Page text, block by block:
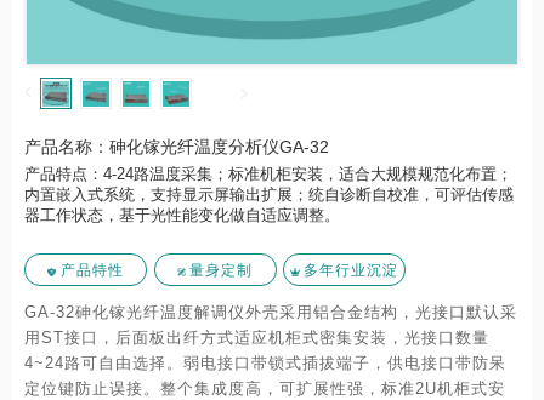
产品名称：砷化镓光纤温度分析仪GA-32
产品特点：4-24路温度采集；标准机柜安装，适合大规模规范化布置；
内置嵌入式系统，支持显示屏输出扩展；统自诊断自校准，可评估传感
器工作状态，基于光性能变化做自适应调整。
产品特性 量身定制 多年行业沉淀
GA-32砷化镓光纤温度解调仪外壳采用铝合金结构，光接口默认采
用ST接口，后面板出纤方式适应机柜式密集安装，光接口数量
4~24路可自由选择。弱电接口带锁式插拔端子，供电接口带防呆
定位键防止误接。整个集成度高，可扩展性强，标准2U机柜式安